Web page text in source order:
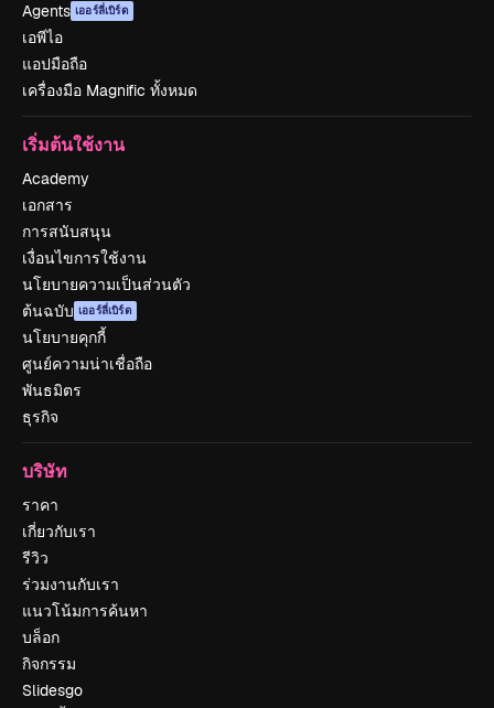
Agents เออร์ลี่เบิร์ด
เอพีไอ
แอปมือถือ
เครื่องมือ Magnific ทั้งหมด
เริ่มต้นใช้งาน
Academy
เอกสาร
การสนับสนุน
เงื่อนไขการใช้งาน
นโยบายความเป็นส่วนตัว
ต้นฉบับ เออร์ลี่เบิร์ด
นโยบายคุกกี้
ศูนย์ความน่าเชื่อถือ
พันธมิตร
ธุรกิจ
บริษัท
ราคา
เกี่ยวกับเรา
รีวิว
ร่วมงานกับเรา
แนวโน้มการค้นหา
บล็อก
กิจกรรม
Slidesgo